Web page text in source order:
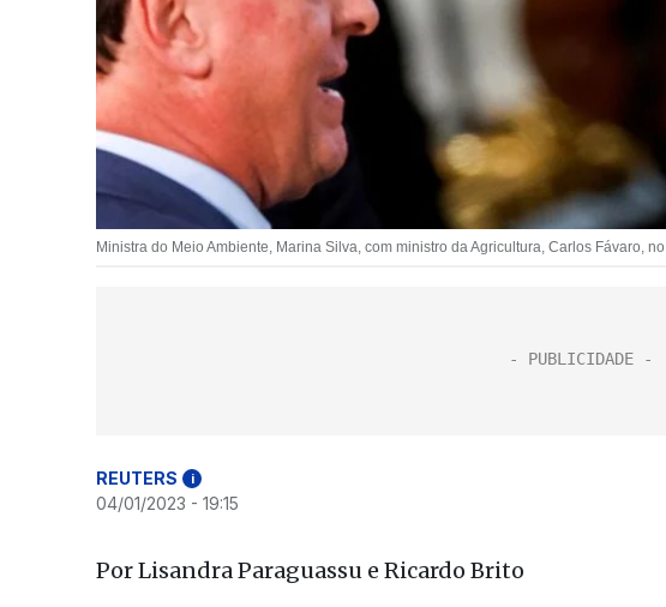
Ministra do Meio Ambiente, Marina Silva, com ministro da Agricultura, Carlos Fávaro,
REUTERS i
04/01/2023 - 19:15
Por Lisandra Paraguassu e Ricardo Brito